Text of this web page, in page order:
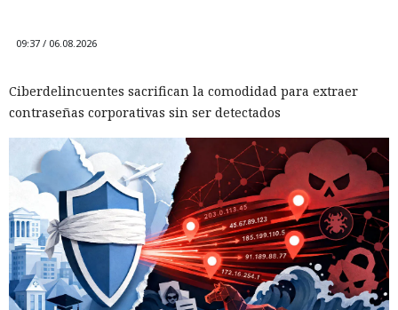
Una llamada falsa a la policía cada vez más a menudo pasa
de ser una venganza personal a una forma de paralizar el
09:37 / 06.08.2026
Ciberdelincuentes sacrifican la comodidad para extraer
contraseñas corporativas sin ser detectados